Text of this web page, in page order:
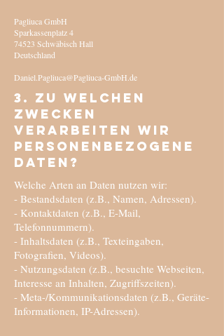
Pagliuca GmbH
Sparkassenplatz 4
74523 Schwäbisch Hall
Deutschland
Daniel.Pagliuca@Pagliuca-GmbH.de
3. Zu welchen
Zwecken
verarbeiten wir
personenbezogene
Daten?
Welche Arten an Daten nutzen wir:
- Bestandsdaten (z.B., Namen, Adressen).
- Kontaktdaten (z.B., E-Mail,
Telefonnummern).
- Inhaltsdaten (z.B., Texteingaben,
Fotografien, Videos).
- Nutzungsdaten (z.B., besuchte Webseiten,
Interesse an Inhalten, Zugriffszeiten).
- Meta-/Kommunikationsdaten (z.B., Geräte-
Informationen, IP-Adressen).